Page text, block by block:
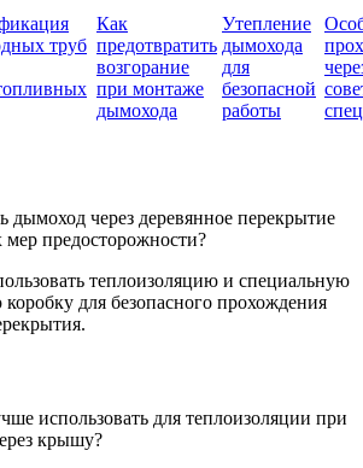
труб
Как
предотвратить
возгорание
при монтаже
дымохода
Утепление
дымохода
для
безопасной
работы
через деревянное перекрытие
предосторожности?
теплоизоляцию и специальную
для безопасного прохождения
использовать для теплоизоляции при
крышу?